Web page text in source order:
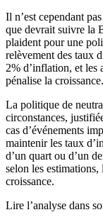
Il n’est cependant
que devrait suivre la
plaident pour une
relèvement des taux
2% d’inflation, et les
pénalise la croissance.
La politique de
circonstances,
cas d’événements
maintenir les taux
d’un quart ou d’un
selon les estimations,
croissance.
Lire l’analyse dans